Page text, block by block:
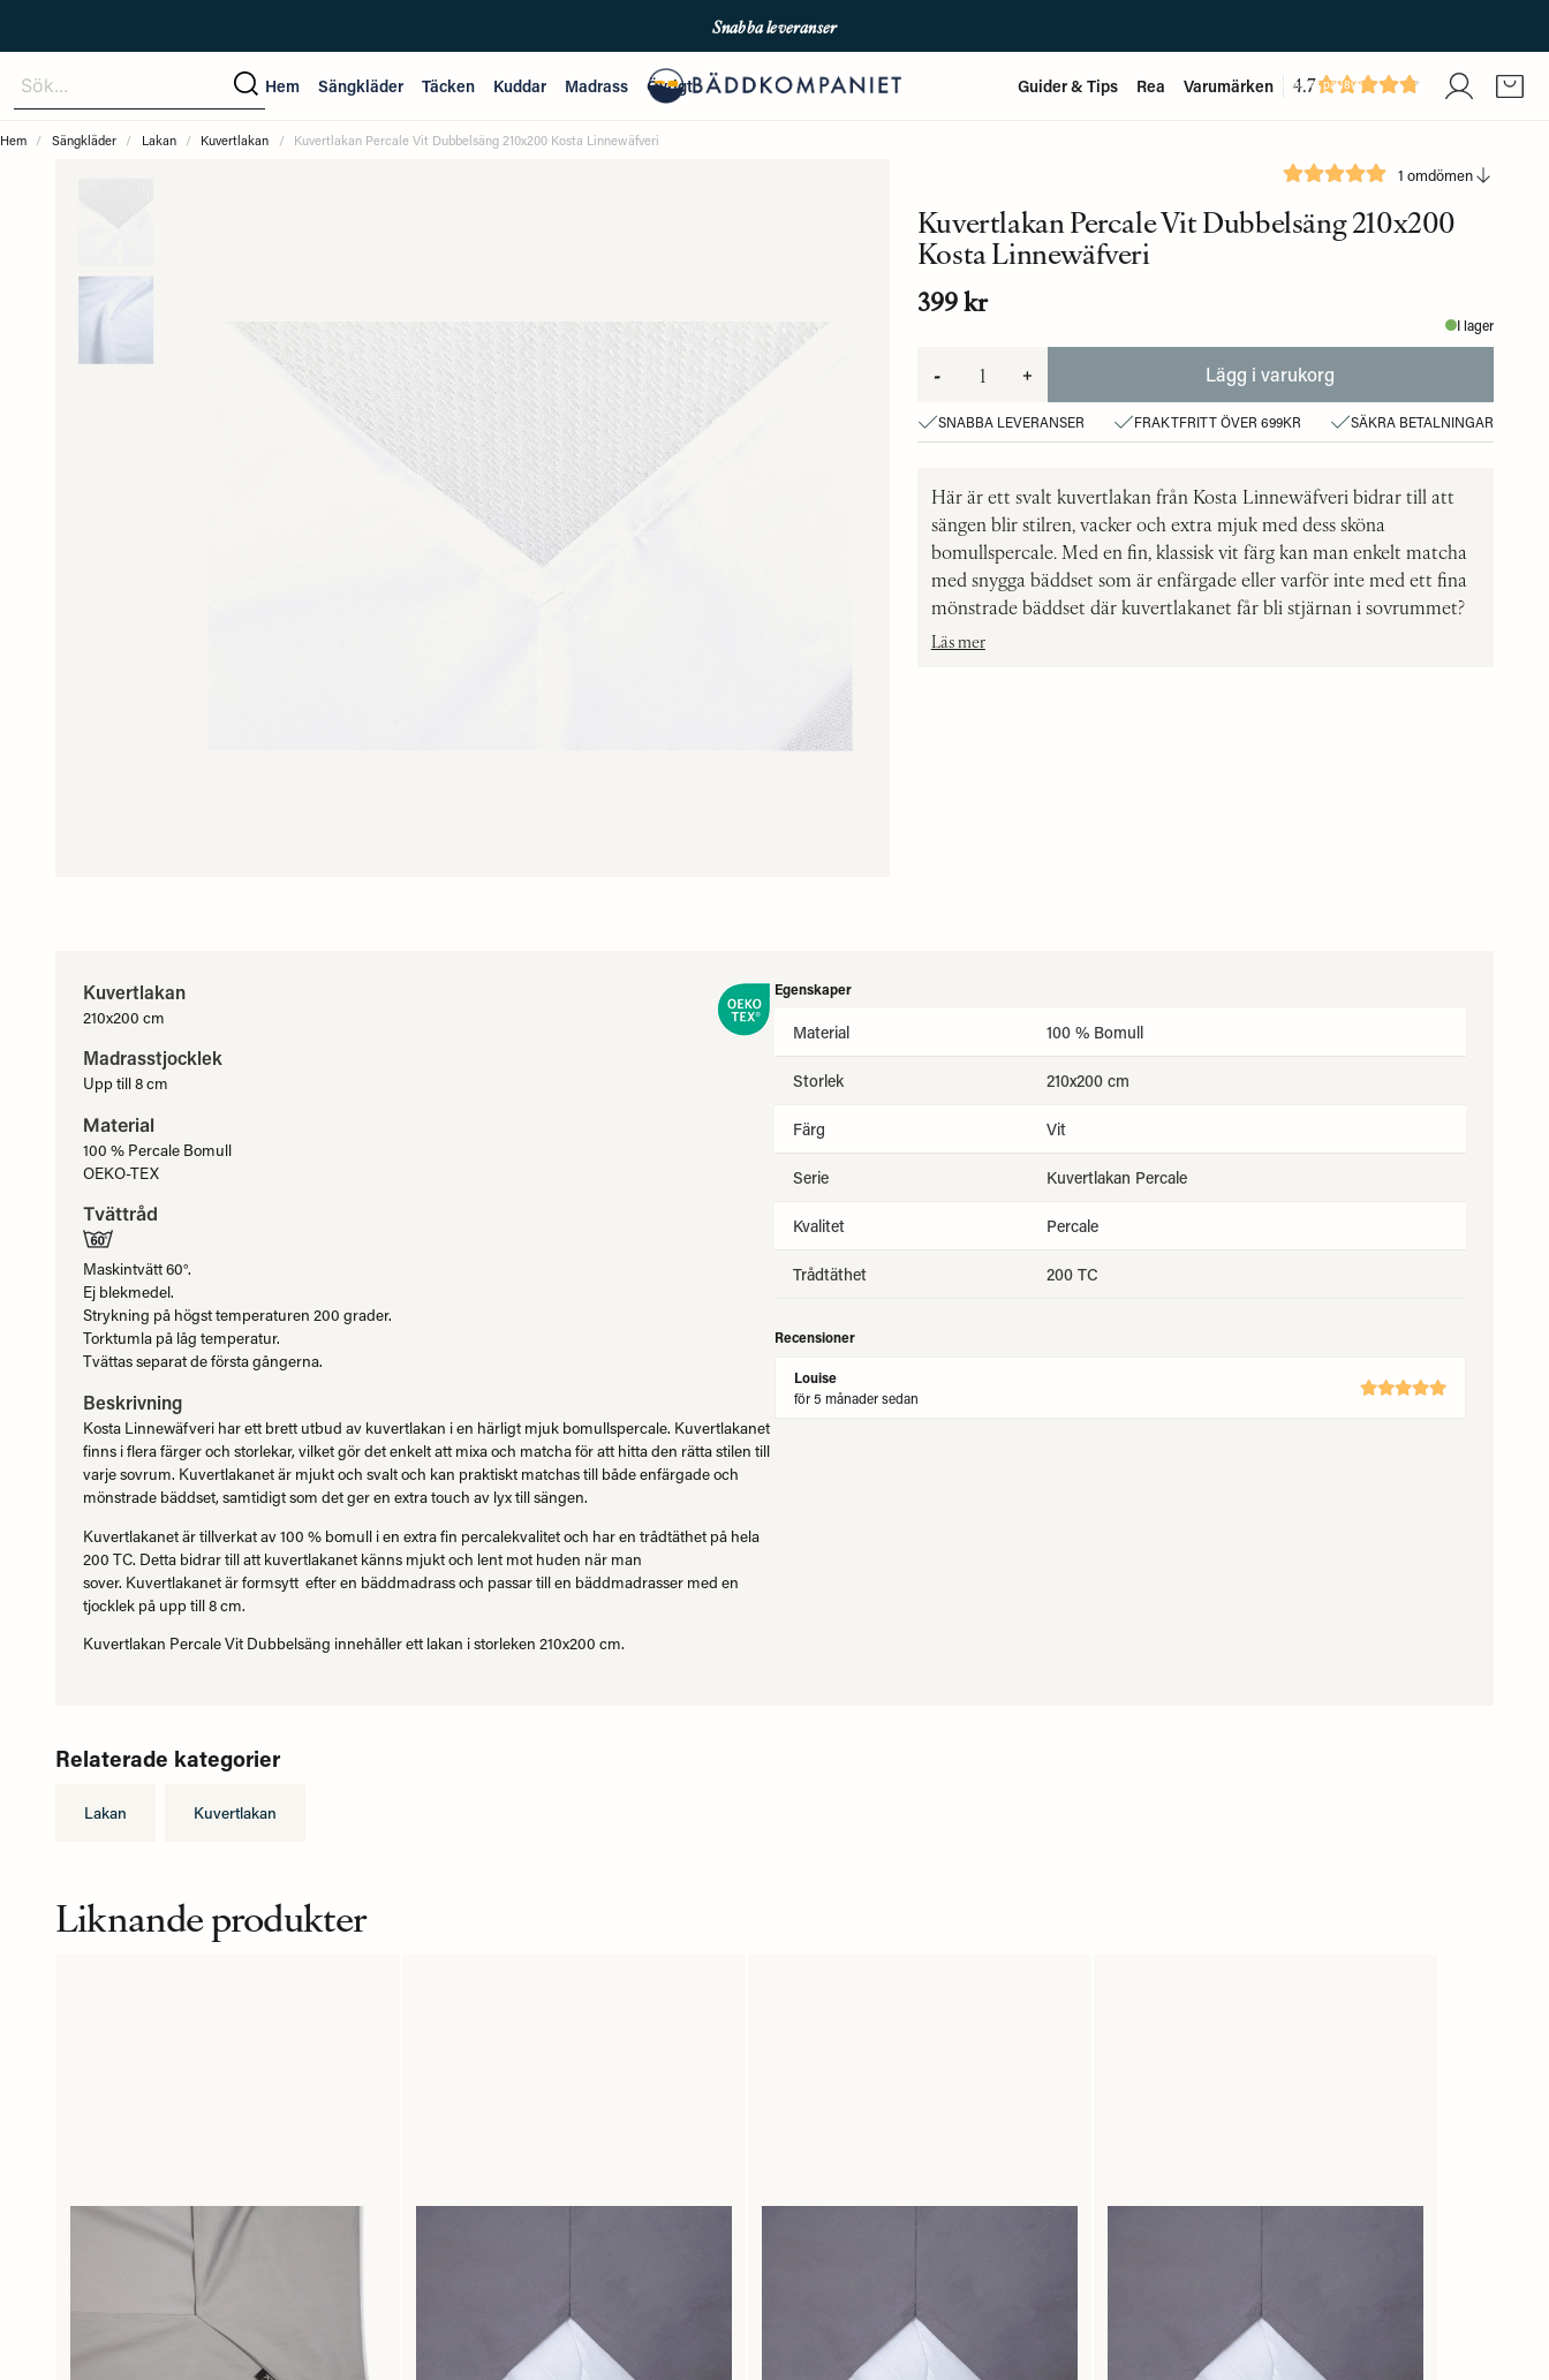
Snabba leveranser
Fri frakt över 699kr
Sök... Hem Sängkläder Täcken Kuddar Madrass Övrigt Guider & Tips Rea Varumärken 4.7
Baserat på1893
Hem Sängkläder Lakan Kuvertlakan Kuvertlakan Percale Vit Dubbelsäng 210x200 Kosta Linnewäfveri
1 omdömen
Kuvertlakan Percale Vit Dubbelsäng 210x200
Kosta Linnewäfveri
399 kr
I lager
- + Lägg i varukorg
SNABBA LEVERANSER FRAKTFRITT ÖVER 699KR SÄKRA BETALNINGAR
Här är ett svalt kuvertlakan från Kosta Linnewäfveri bidrar till att
sängen blir stilren, vacker och extra mjuk med dess sköna
bomullspercale. Med en fin, klassisk vit färg kan man enkelt matcha
med snygga bäddset som är enfärgade eller varför inte med ett fina
mönstrade bäddset där kuvertlakanet får bli stjärnan i sovrummet?
Läs mer
Kuvertlakan
210x200 cm
Madrasstjocklek
Upp till 8 cm
Material
100 % Percale Bomull
OEKO-TEX
Tvättråd
Maskintvätt 60°.
Ej blekmedel.
Strykning på högst temperaturen 200 grader.
Torktumla på låg temperatur.
Tvättas separat de första gångerna.
Beskrivning
Kosta Linnewäfveri har ett brett utbud av kuvertlakan i en härligt mjuk bomullspercale. Kuvertlakanet
finns i flera färger och storlekar, vilket gör det enkelt att mixa och matcha för att hitta den rätta stilen till
varje sovrum. Kuvertlakanet är mjukt och svalt och kan praktiskt matchas till både enfärgade och
mönstrade bäddset, samtidigt som det ger en extra touch av lyx till sängen.
Kuvertlakanet är tillverkat av 100 % bomull i en extra fin percalekvalitet och har en trådtäthet på hela
200 TC. Detta bidrar till att kuvertlakanet känns mjukt och lent mot huden när man
sover. Kuvertlakanet är formsytt efter en bäddmadrass och passar till en bäddmadrasser med en
tjocklek på upp till 8 cm.
Kuvertlakan Percale Vit Dubbelsäng innehåller ett lakan i storleken 210x200 cm.
Egenskaper
Material 100 % Bomull
Storlek 210x200 cm
Färg Vit
Serie Kuvertlakan Percale
Kvalitet Percale
Trådtäthet 200 TC
Recensioner
Louise
för 5 månader sedan
Relaterade kategorier
Lakan Kuvertlakan
Liknande produkter